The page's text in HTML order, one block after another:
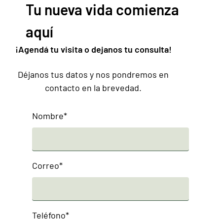
Tu nueva vida comienza
aquí
¡Agendá tu visita o dejanos tu consulta!
Déjanos tus datos y nos pondremos en
contacto en la brevedad.
Nombre*
Correo*
Teléfono*